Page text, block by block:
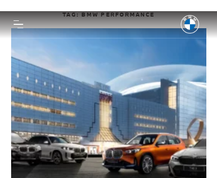
TAG:BMW PERFORMANCE